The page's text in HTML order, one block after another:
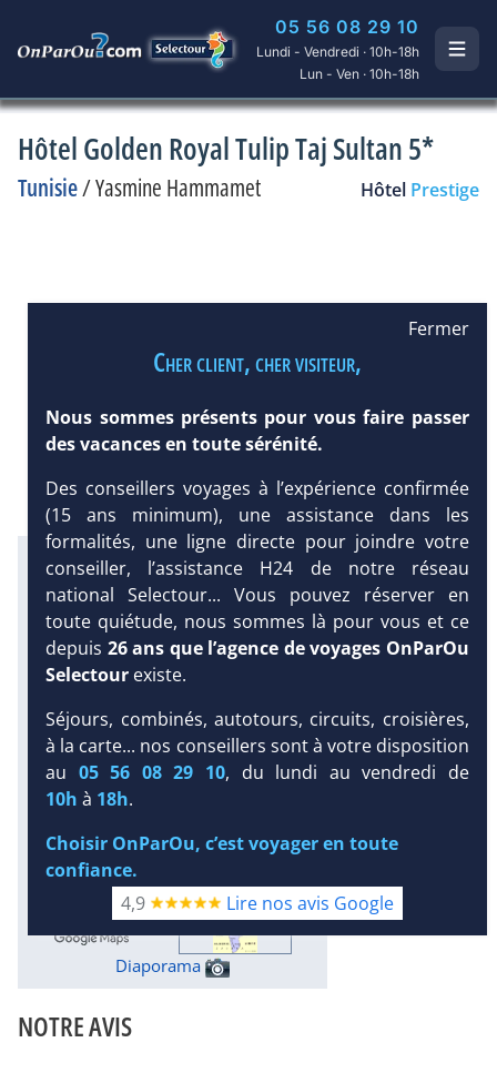
05 56 08 29 10
Lundi - Vendredi · 10h-18h
Lun - Ven · 10h-18h
Hôtel Golden Royal Tulip Taj Sultan 5*
Tunisie/Yasmine Hammamet Hôtel Prestige
DEMANDE
D’INFORMATIONS
Infos météo :
26 °C
40 mm
Infos plages :
Dist.Distance :
< 100 m
Long.
Longueur:
Équipement :
248
Tx : 58 % Tx :34 %
Infos golfs :
dont le plus proche à 8 km de
l'hôtel
Bien-être :
Balnéo
Diaporama
NOTRE AVIS
Fermer
Cher client, cher visiteur,
Nous sommes présents pour vous faire passer
des vacances en toute sérénité.
Des conseillers voyages à l’expérience confirmée
(15 ans minimum), une assistance dans les
formalités, une ligne directe pour joindre votre
conseiller, l’assistance H24 de notre réseau
national Selectour... Vous pouvez réserver en
toute quiétude, nous sommes là pour vous et ce
depuis 26 ans que l’agence de voyages OnParOu
Selectour existe.
Séjours, combinés, autotours, circuits, croisières,
à la carte... nos conseillers sont à votre disposition
au 05 56 08 29 10, du lundi au vendredi de
10h à 18h.
Choisir OnParOu, c’est voyager en toute
confiance.
4,9
Lire nos avis Google